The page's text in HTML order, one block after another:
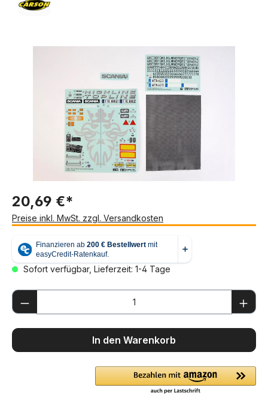
20,69 €*
Preise inkl. MwSt. zzgl. Versandkosten
Sofort verfügbar, Lieferzeit: 1-4 Tage
Produkt Anzahl: Gib den gewünschten
In den Warenkorb